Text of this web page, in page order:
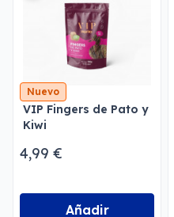
Nuevo
VIP Fingers de Pato y
Kiwi
4,99 €
Añadir